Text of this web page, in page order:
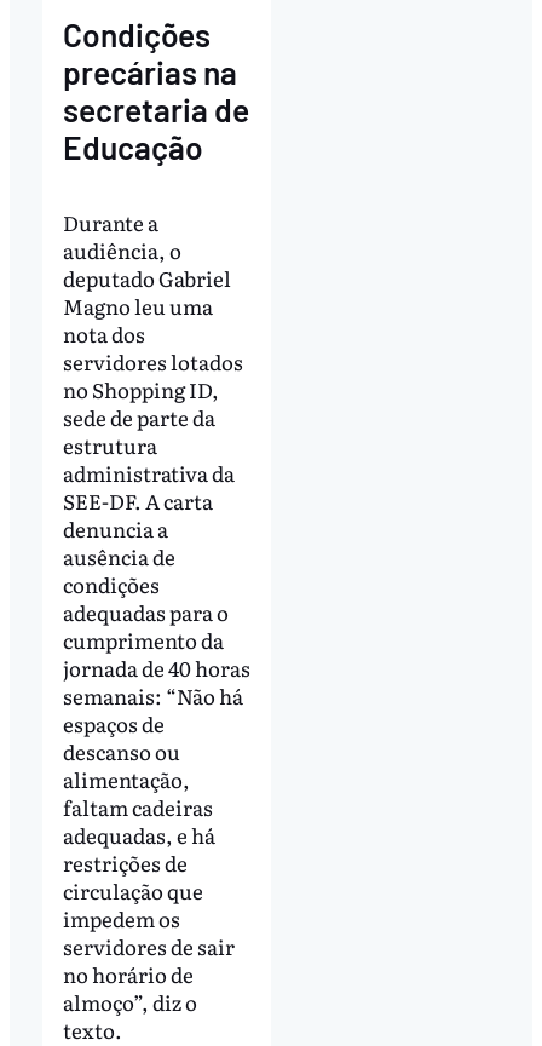
Condições
precárias na
secretaria de
Educação
Durante a
audiência, o
deputado Gabriel
Magno leu uma
nota dos
servidores lotados
no Shopping ID,
sede de parte da
estrutura
administrativa da
SEE-DF. A carta
denuncia a
ausência de
condições
adequadas para o
cumprimento da
jornada de 40 horas
semanais: “Não há
espaços de
descanso ou
alimentação,
faltam cadeiras
adequadas, e há
restrições de
circulação que
impedem os
servidores de sair
no horário de
almoço”, diz o
texto.